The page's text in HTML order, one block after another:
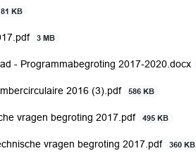
KB
3 MB
- Programmabegroting 2017-2020.docx
2016 (3).pdf 586 KB
vragen begroting 2017.pdf 495 KB
vragen begroting 2017.pdf 360 KB